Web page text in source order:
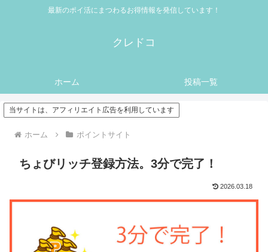
最新のポイ活にまつわるお得情報を発信しています！
クレドコ
ホーム 投稿一覧
当サイトは、アフィリエイト広告を利用しています
ホーム ポイントサイト
ちょびリッチ登録方法。3分で完了！
2026.03.18